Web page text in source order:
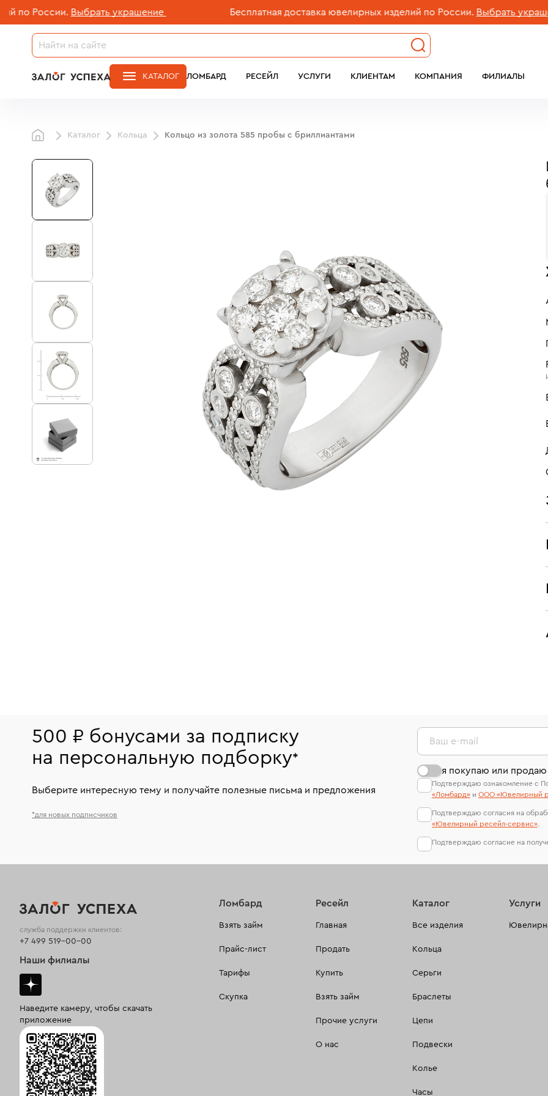
России. Выбрать украшение Бесплатная доставка ювелирных изделий по России. Выбрать
ЛОМБАРД РЕСЕЙЛ УСЛУГИ КЛИЕНТАМ КОМПАНИЯ ФИЛИАЛЫ
КАТАЛОГ
Каталог Кольца Кольцо из золота 585 пробы с бриллиантами
500 ₽ бонусами за подписку
на персональную подборку*
Выберите интересную тему и получайте полезные письма и предложения
*для новых подписчиков
Ваш e-mail
я покупаю или
Подтверждаю ознакомление с
«Ломбард» и ООО «Ювелирный
Подтверждаю согласия на
«Ювелирный ресейл-сервиc».
Подтверждаю согласие на
Ломбард
Взять займ
Прайс-лист
Тарифы
Скупка
Ресейл
Главная
Продать
Купить
Взять займ
Прочие услуги
О нас
Каталог
Все изделия
Кольца
Серьги
Браслеты
Цепи
Подвески
Колье
Часы
Услуги
служба поддержки клиентов:
+7 499 519-00-00
Наши филиалы
Наведите камеру, чтобы скачать
приложение